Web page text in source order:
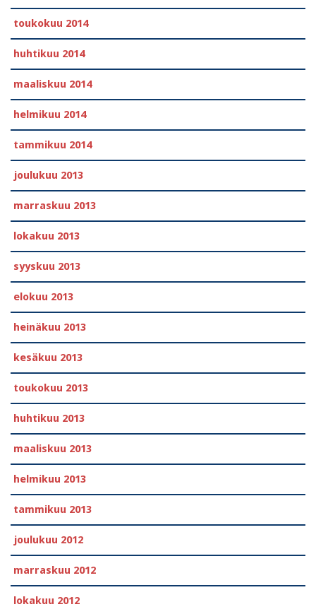
toukokuu 2014
huhtikuu 2014
maaliskuu 2014
helmikuu 2014
tammikuu 2014
joulukuu 2013
marraskuu 2013
lokakuu 2013
syyskuu 2013
elokuu 2013
heinäkuu 2013
kesäkuu 2013
toukokuu 2013
huhtikuu 2013
maaliskuu 2013
helmikuu 2013
tammikuu 2013
joulukuu 2012
marraskuu 2012
lokakuu 2012